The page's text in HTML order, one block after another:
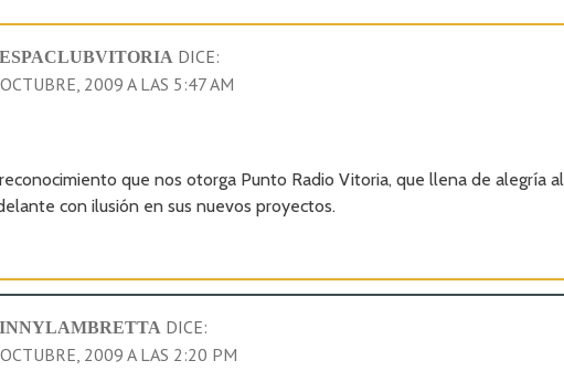
DICE:
2009 A LAS 5:47 AM
que nos otorga Punto Radio Vitoria, que llena de alegría al
con ilusión en sus nuevos proyectos.
DICE:
2009 A LAS 2:20 PM